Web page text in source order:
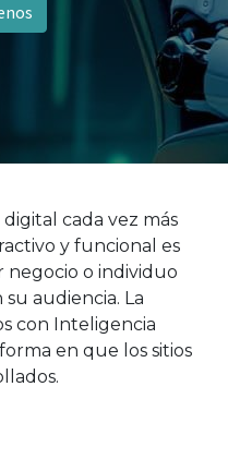
cada vez más
y funcional es
o individuo
audiencia. La
con Inteligencia
en que los sitios